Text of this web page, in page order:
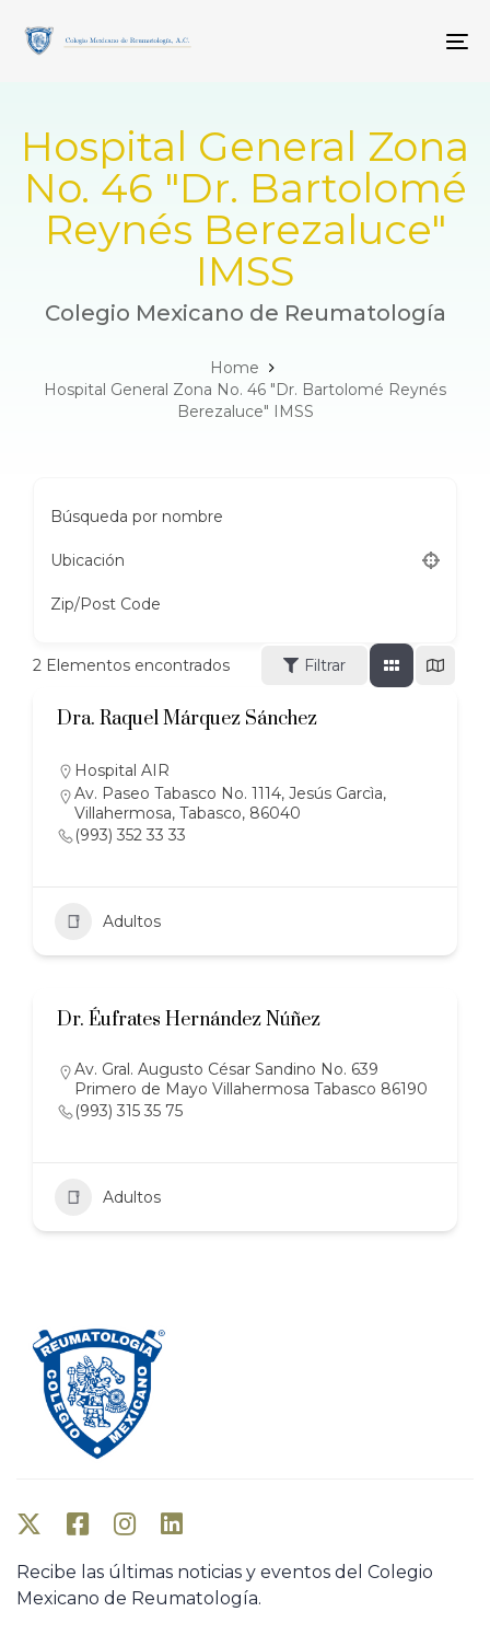
links
primary
content
Hospital General Zona
No. 46 "Dr. Bartolomé
Reynés Berezaluce"
IMSS
Colegio Mexicano de Reumatología
Home
Hospital General Zona No. 46 "Dr. Bartolomé Reynés
Berezaluce" IMSS
Búsqueda por nombre
Ubicación
Zip/Post Code
2 Elementos encontrados Filtrar
Dra. Raquel Márquez Sánchez
Hospital AIR
Av. Paseo Tabasco No. 1114, Jesús Garcìa,
Villahermosa, Tabasco, 86040
(993) 352 33 33
Adultos
Dr. Éufrates Hernández Núñez
Av. Gral. Augusto César Sandino No. 639
Primero de Mayo Villahermosa Tabasco 86190
(993) 315 35 75
Adultos
Recibe las últimas noticias y eventos del Colegio
Mexicano de Reumatología.